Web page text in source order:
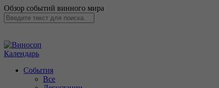
Обзор событий винного мира
Календарь
События
Все